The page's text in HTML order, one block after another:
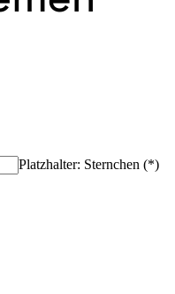
Platzhalter: Sternchen (*)